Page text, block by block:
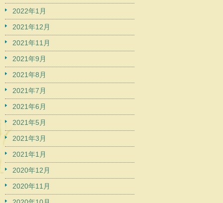
2022年1月
2021年12月
2021年11月
2021年9月
2021年8月
2021年7月
2021年6月
2021年5月
2021年3月
2021年1月
2020年12月
2020年11月